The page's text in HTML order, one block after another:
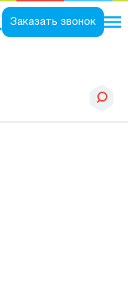
Заказать звонок